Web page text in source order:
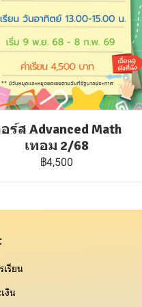
ร์ส Advanced Math
เทอม 2/68
฿4,500
เรียน
งิน